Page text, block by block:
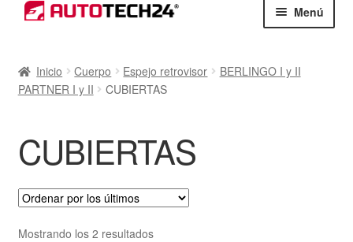
navegación
al
Menú
Caja registradora
Inicio Cuerpo Espejo retrovisor
BERLINGO I y II
PARTNER I y II
CUBIERTAS
CUBIERTAS
Mostrando los 2 resultadosOrdenado